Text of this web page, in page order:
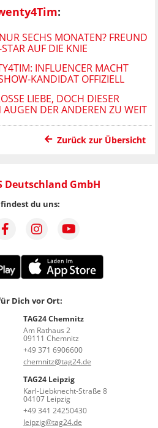
:
SECHS MONATEN? FREUND
AUF DIE KNIE
INFLUENCER MACHT
KANDIDAT OFFIZIELL
LIEBE, DOCH DIESER K
DER ANDEREN ZU WEIT
Zurück zur Übersicht
Deutschland GmbH
du uns:
Dich vor Ort:
TAG24 Chemnitz
Am Rathaus 2
09111 Chemnitz
+49 371 6906600
chemnitz@tag24.de
TAG24 Leipzig
Karl-Liebknecht-Straße 8
04107 Leipzig
+49 341 24250430
leipzig@tag24.de